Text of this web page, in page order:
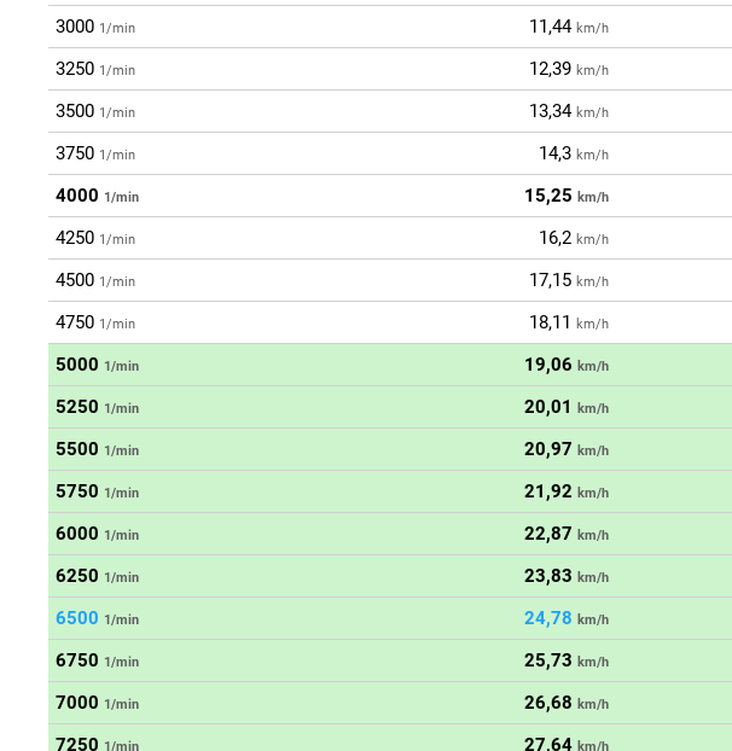
3000 1/min 11,44 km/h
3250 1/min 12,39 km/h
3500 1/min 13,34 km/h
3750 1/min 14,3 km/h
4000 1/min 15,25 km/h
4250 1/min 16,2 km/h
4500 1/min 17,15 km/h
4750 1/min 18,11 km/h
5000 1/min 19,06 km/h
5250 1/min 20,01 km/h
5500 1/min 20,97 km/h
5750 1/min 21,92 km/h
6000 1/min 22,87 km/h
6250 1/min 23,83 km/h
6500 1/min 24,78 km/h
6750 1/min 25,73 km/h
7000 1/min 26,68 km/h
7250 1/min 27,64 km/h